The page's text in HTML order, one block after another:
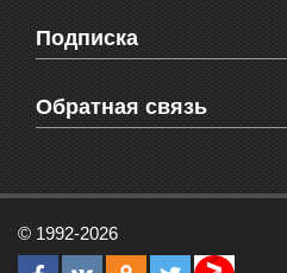
Мировые новости
Объявления
Здоровье
СМС мнения читателей
Видео о Феодосии
Веб-камеры Феодосии
Блоги феодосийцев
Школы Феодосии
Подписка
Печатная версия газеты "Кафа"
RSS
Обратная связь
Рекламодателям
Контактная информация
© 1992-2026